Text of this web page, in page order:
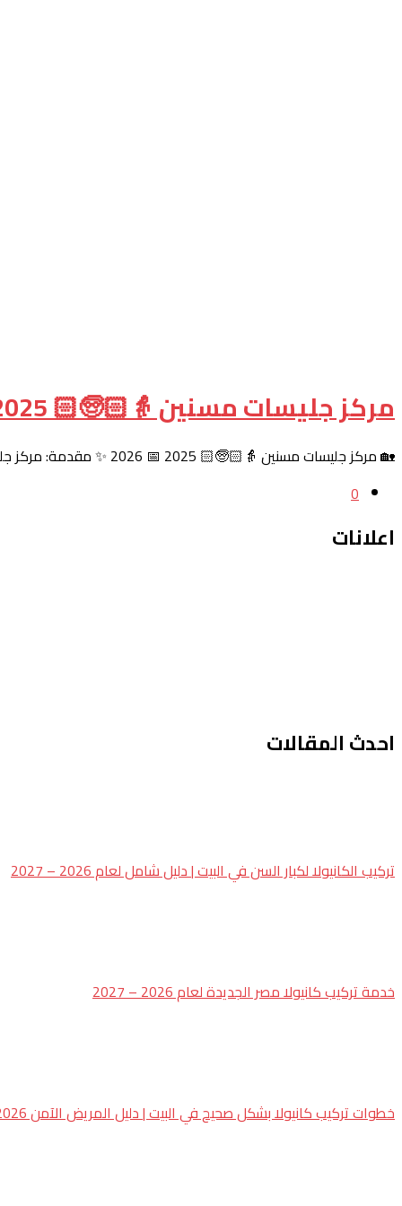
مركز جليسات مسنين 👵🏻🧓🏻 2025 📅 2026
🏡 مركز جليسات مسنين 👵🏻🧓🏻 2025 📅 2026 ✨ مقدمة: مركز جليسات مسنين مع زحمة الحياة وسرعة الوقت، بنكتشف إننا…
0
اعلانات
احدث المقالات
تركيب الكانيولا لكبار السن في البيت | دليل شامل لعام 2026 – 2027
خدمة تركيب كانيولا مصر الجديدة لعام 2026 – 2027
خطوات تركيب كانيولا بشكل صحيح في البيت | دليل المريض الآمن 2026 – 2027